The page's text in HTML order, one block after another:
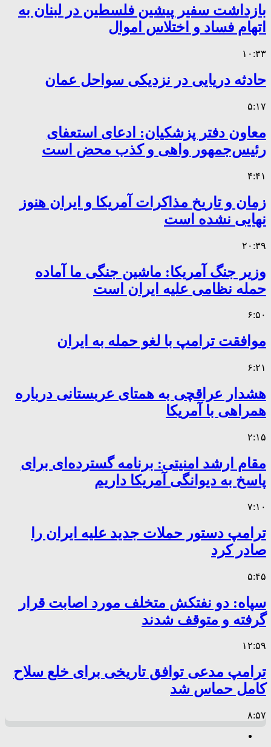
بازداشت سفیر پیشین فلسطین در لبنان به
اتهام فساد و اختلاس اموال
۱۰:۳۳
حادثه دریایی در نزدیکی سواحل عمان
۵:۱۷
معاون دفتر پزشکیان: ادعای استعفای
رئیس‌جمهور واهی و کذب محض است
۴:۴۱
زمان و تاریخ مذاکرات آمریکا و ایران هنوز
نهایی نشده است
۲۰:۳۹
وزیر جنگ آمریکا: ماشین جنگی ما آماده
حمله نظامی علیه ایران است
۶:۵۰
موافقت ترامپ با لغو حمله به ایران
۶:۲۱
هشدار عراقچی به همتای عربستانی درباره
همراهی با آمریکا
۲:۱۵
مقام ارشد امنیتی: برنامه گسترده‌ای برای
پاسخ به دیوانگی آمریکا داریم
۷:۱۰
ترامپ دستور حملات جدید علیه ایران را
صادر کرد
۵:۴۵
سپاه: دو نفتکش متخلف مورد اصابت قرار
گرفته و متوقف شدند
۱۲:۵۹
ترامپ مدعی توافق تاریخی برای خلع سلاح
کامل حماس شد
۸:۵۷